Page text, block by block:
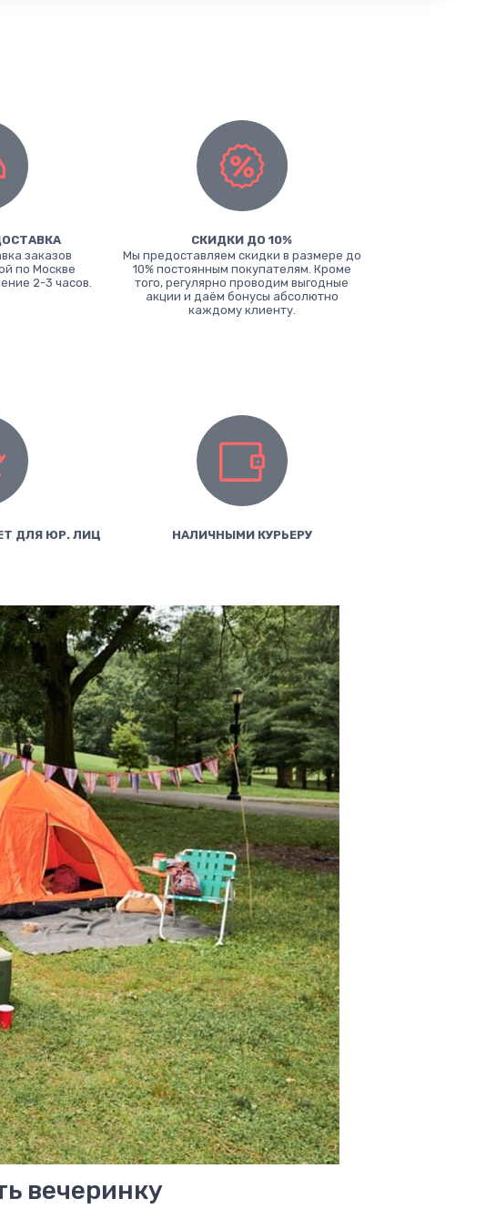
заказов
по Москве
2-3 часов.
СКИДКИ ДО 10%
Мы предоставляем скидки в размере до
10% постоянным покупателям. Кроме
того, регулярно проводим выгодные
акции и даём бонусы абсолютно
каждому клиенту.
ДЛЯ ЮР. ЛИЦ НАЛИЧНЫМИ КУРЬЕРУ
вечеринку